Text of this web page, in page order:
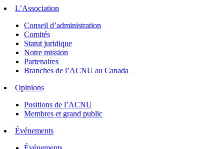
L’Association
Conseil d’administration
Comités
Statut juridique
Notre mission
Partenaires
Branches de l’ACNU au Canada
Opinions
Positions de l’ACNU
Membres et grand public
Événements